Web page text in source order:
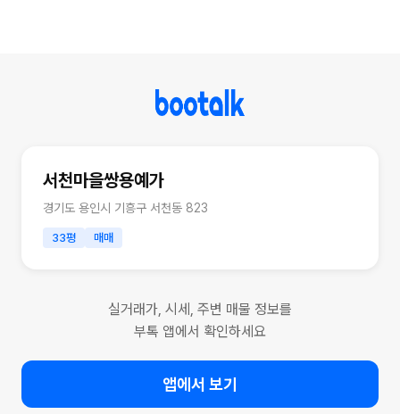
서천마을쌍용예가
경기도 용인시 기흥구 서천동 823
33평 매매
실거래가, 시세, 주변 매물 정보를
부톡 앱에서 확인하세요
앱에서 보기